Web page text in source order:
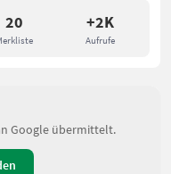
20 +2K
Aufrufe
Google übermittelt.